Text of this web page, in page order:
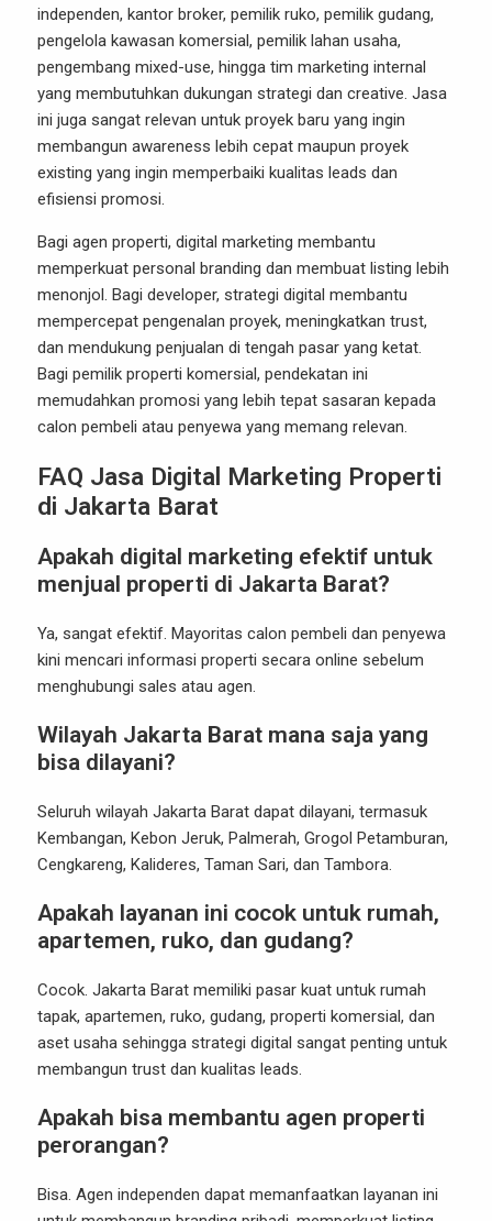
independen, kantor broker, pemilik ruko, pemilik gudang,
pengelola kawasan komersial, pemilik lahan usaha,
pengembang mixed-use, hingga tim marketing internal
yang membutuhkan dukungan strategi dan creative. Jasa
ini juga sangat relevan untuk proyek baru yang ingin
membangun awareness lebih cepat maupun proyek
existing yang ingin memperbaiki kualitas leads dan
efisiensi promosi.
Bagi agen properti, digital marketing membantu
memperkuat personal branding dan membuat listing lebih
menonjol. Bagi developer, strategi digital membantu
mempercepat pengenalan proyek, meningkatkan trust,
dan mendukung penjualan di tengah pasar yang ketat.
Bagi pemilik properti komersial, pendekatan ini
memudahkan promosi yang lebih tepat sasaran kepada
calon pembeli atau penyewa yang memang relevan.
FAQ Jasa Digital Marketing Properti
di Jakarta Barat
Apakah digital marketing efektif untuk
menjual properti di Jakarta Barat?
Ya, sangat efektif. Mayoritas calon pembeli dan penyewa
kini mencari informasi properti secara online sebelum
menghubungi sales atau agen.
Wilayah Jakarta Barat mana saja yang
bisa dilayani?
Seluruh wilayah Jakarta Barat dapat dilayani, termasuk
Kembangan, Kebon Jeruk, Palmerah, Grogol Petamburan,
Cengkareng, Kalideres, Taman Sari, dan Tambora.
Apakah layanan ini cocok untuk rumah,
apartemen, ruko, dan gudang?
Cocok. Jakarta Barat memiliki pasar kuat untuk rumah
tapak, apartemen, ruko, gudang, properti komersial, dan
aset usaha sehingga strategi digital sangat penting untuk
membangun trust dan kualitas leads.
Apakah bisa membantu agen properti
perorangan?
Bisa. Agen independen dapat memanfaatkan layanan ini